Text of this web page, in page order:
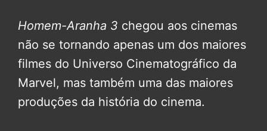
Homem-Aranha 3 chegou aos cinemas
não se tornando apenas um dos maiores
filmes do Universo Cinematográfico da
Marvel, mas também uma das maiores
produções da história do cinema.